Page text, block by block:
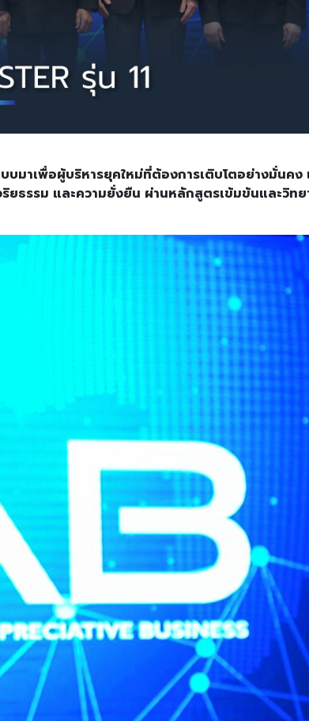
มาเพื่อผู้บริหารยุคใหม่ที่ต้องการเติบโตอย่างมั่นคง
ยธรรม และความยั่งยืน ผ่านหลักสูตรเข้มข้นและวิทย